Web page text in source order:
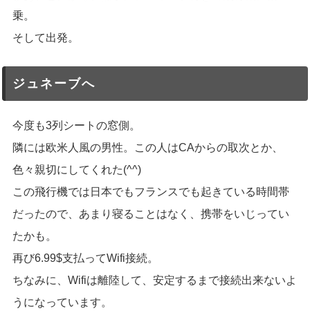
乗。
そして出発。
ジュネーブへ
今度も3列シートの窓側。
隣には欧米人風の男性。この人はCAからの取次とか、
色々親切にしてくれた(^^)
この飛行機では日本でもフランスでも起きている時間帯
だったので、あまり寝ることはなく、携帯をいじってい
たかも。
再び6.99$支払ってWifi接続。
ちなみに、Wifiは離陸して、安定するまで接続出来ないよ
うになっています。